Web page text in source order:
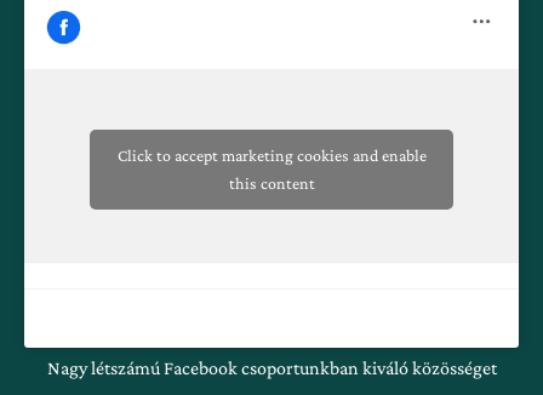
Click to accept marketing cookies and enable
this content
Nagy létszámú Facebook csoportunkban kiváló közösséget